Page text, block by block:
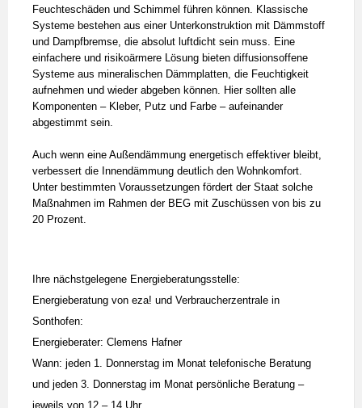
Feuchteschäden und Schimmel führen können. Klassische
Systeme bestehen aus einer Unterkonstruktion mit Dämmstoff
und Dampfbremse, die absolut luftdicht sein muss. Eine
einfachere und risikoärmere Lösung bieten diffusionsoffene
Systeme aus mineralischen Dämmplatten, die Feuchtigkeit
aufnehmen und wieder abgeben können. Hier sollten alle
Komponenten – Kleber, Putz und Farbe – aufeinander
abgestimmt sein.
Auch wenn eine Außendämmung energetisch effektiver bleibt,
verbessert die Innendämmung deutlich den Wohnkomfort.
Unter bestimmten Voraussetzungen fördert der Staat solche
Maßnahmen im Rahmen der BEG mit Zuschüssen von bis zu
20 Prozent.
Ihre nächstgelegene Energieberatungsstelle:
Energieberatung von eza! und Verbraucherzentrale in
Sonthofen:
Energieberater: Clemens Hafner
Wann: jeden 1. Donnerstag im Monat telefonische Beratung
und jeden 3. Donnerstag im Monat persönliche Beratung –
jeweils von 12 – 14 Uhr